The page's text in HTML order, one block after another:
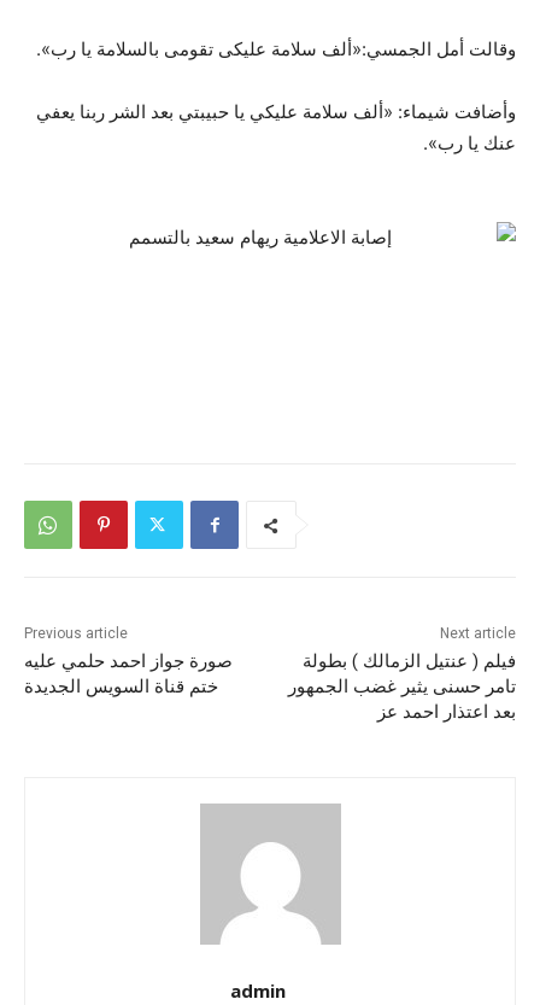
وقالت أمل الجمسي:«ألف سلامة عليكى تقومى بالسلامة يا رب».
وأضافت شيماء: «ألف سلامة عليكي يا حبيبتي بعد الشر ربنا يعفي
عنك يا رب».
Previous article
صورة جواز احمد حلمي عليه
ختم قناة السويس الجديدة
Next article
فيلم ( عنتيل الزمالك ) بطولة
تامر حسنى يثير غضب الجمهور
بعد اعتذار احمد عز
admin